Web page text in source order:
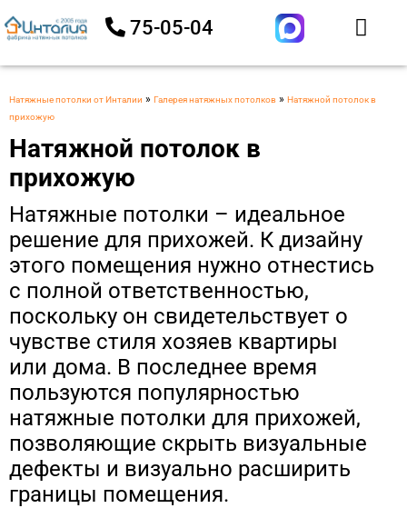
75-05-04
Натяжные потолки от Инталии » Галерея натяжных потолков » Натяжной потолок в
прихожую
Натяжной потолок в
прихожую
Натяжные потолки – идеальное
решение для прихожей. К дизайну
этого помещения нужно отнестись
с полной ответственностью,
поскольку он свидетельствует о
чувстве стиля хозяев квартиры
или дома. В последнее время
пользуются популярностью
натяжные потолки для прихожей,
позволяющие скрыть визуальные
дефекты и визуально расширить
границы помещения.